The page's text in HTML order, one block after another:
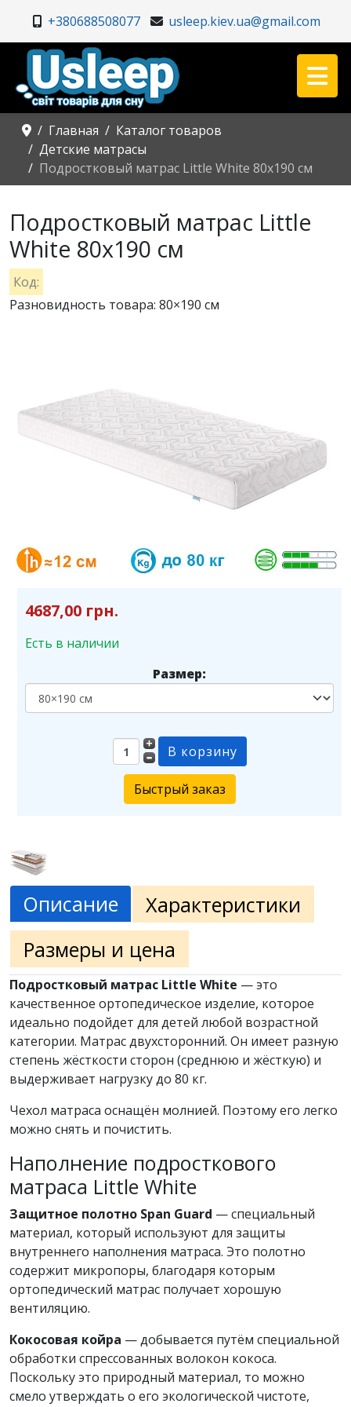
+380688508077 usleep.kiev.ua@gmail.com
Главная
Каталог товаров
Детские матрасы
Подростковый матрас Little White 80х190 см
Подростковый матрас Little
White 80х190 см
Код:
Разновидность товара: 80×190 см
4687,00 грн.
Есть в наличии
Размер:
Быстрый заказ
Описание
Характеристики
Размеры и цена
Подростковый матрас Little White — это
качественное ортопедическое изделие, которое
идеально подойдет для детей любой возрастной
категории. Матрас двухсторонний. Он имеет разную
степень жёсткости сторон (среднюю и жёсткую) и
выдерживает нагрузку до 80 кг.
Чехол матраса оснащён молнией. Поэтому его легко
можно снять и почистить.
Наполнение подросткового
матраса Little White
Защитное полотно Span Guard — специальный
материал, который используют для защиты
внутреннего наполнения матраса. Это полотно
содержит микропоры, благодаря которым
ортопедический матрас получает хорошую
вентиляцию.
Кокосовая койра — добывается путём специальной
обработки спрессованных волокон кокоса.
Поскольку это природный материал, то можно
смело утверждать о его экологической чистоте,